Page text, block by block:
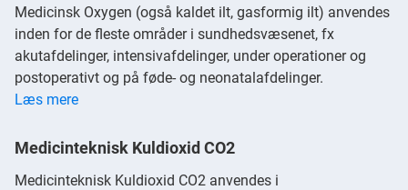
Medicinsk Oxygen (også kaldet ilt, gasformig ilt) anvendes
inden for de fleste områder i sundhedsvæsenet, fx
akutafdelinger, intensivafdelinger, under operationer og
postoperativt og på føde- og neonatalafdelinger.
Læs mere
Medicinteknisk Kuldioxid CO2
Medicinteknisk Kuldioxid CO2 anvendes i